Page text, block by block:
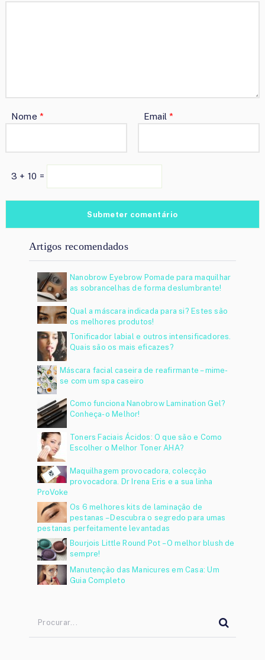
Nome* Email*
3 + 10 =
Artigos recomendados
Nanobrow Eyebrow Pomade para maquilhar
as sobrancelhas de forma deslumbrante!
Qual a máscara indicada para si? Estes são
os melhores produtos!
Tonificador labial e outros intensificadores.
Quais são os mais eficazes?
Máscara facial caseira de reafirmante – mime-
se com um spa caseiro
Como funciona Nanobrow Lamination Gel?
Conheça-o Melhor!
Toners Faciais Ácidos: O que são e Como
Escolher o Melhor Toner AHA?
Maquilhagem provocadora, colecção
provocadora. Dr Irena Eris e a sua linha
ProVoke
Os 6 melhores kits de laminação de
pestanas – Descubra o segredo para umas
pestanas perfeitamente levantadas
Bourjois Little Round Pot – O melhor blush de
sempre!
Manutenção das Manicures em Casa: Um
Guia Completo